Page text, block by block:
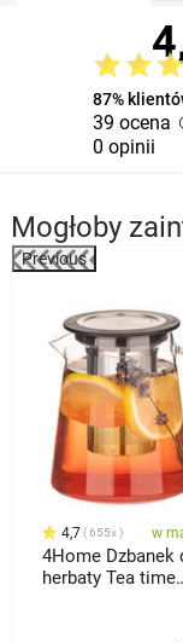
87%
39 ocena
0 opinii
Mogłoby
Previous
4,7 655x w
4Home Dzbanek
herbaty Tea time